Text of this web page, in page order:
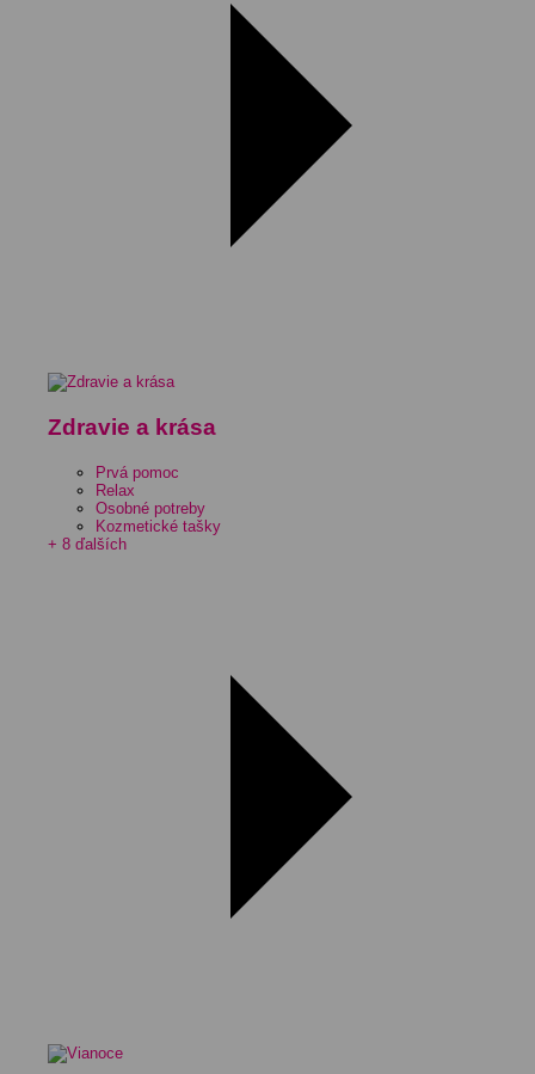
Zdravie a krása
Prvá pomoc
Relax
Osobné potreby
Kozmetické tašky
+ 8 ďalších